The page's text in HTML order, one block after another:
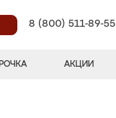
8 (800) 511-89-55
АКЦИИ